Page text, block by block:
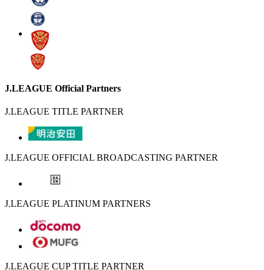
J.LEAGUE Official Partners
J.LEAGUE TITLE PARTNER
J.LEAGUE OFFICIAL BROADCASTING PARTNER
J.LEAGUE PLATINUM PARTNERS
J.LEAGUE CUP TITLE PARTNER